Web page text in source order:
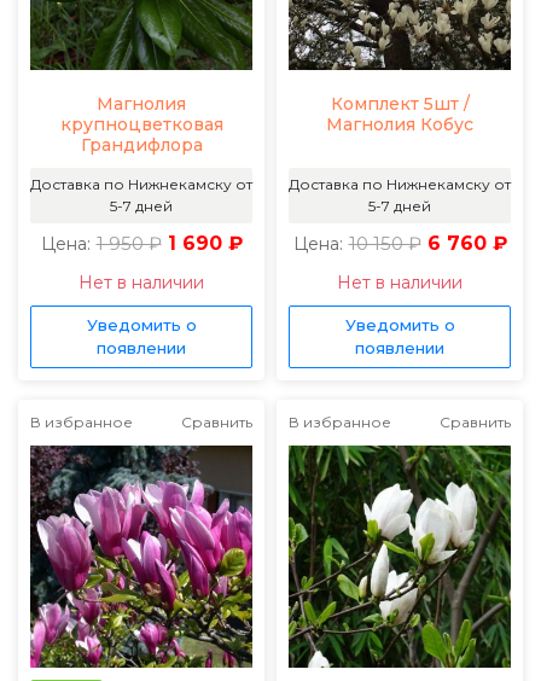
Магнолия
крупноцветковая
Грандифлора
Доставка по Нижнекамску от
5-7 дней
Цена: 1 950 ₽ 1 690 ₽
Нет в наличии
Уведомить о
появлении
Комплект 5шт /
Магнолия Кобус
Доставка по Нижнекамску от
5-7 дней
Цена: 10 150 ₽ 6 760 ₽
Нет в наличии
Уведомить о
появлении
В избранное Сравнить В избранное Сравнить